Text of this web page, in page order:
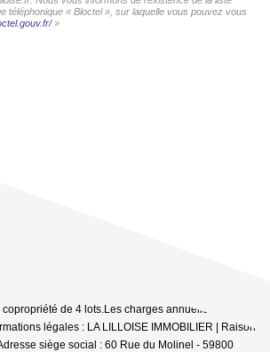
téléphonique « Bloctel », sur laquelle vous pouvez vous
»
de 4 lots.Les charges annuelles sont de
légales : LA LILLOISE IMMOBILIER | Raison
siège social : 60 Rue du Molinel - 59800